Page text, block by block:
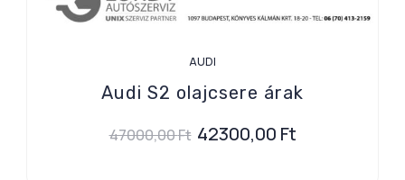
AUDI
Audi S2 olajcsere árak
47000,00Ft 42300,00 Ft